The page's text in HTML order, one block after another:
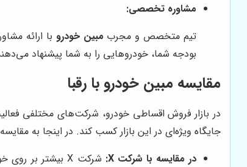
مشاوره تخصصی:
تیم متخصص و مجرب مبین خودرو با ارائه
بودجه شما، خودروهایی را به شما پیشنهاد
مقایسه مبین خودرو با رقبا
در بازار فروش اقساطی خودرو، شرکت‌های مختلفی
جایگاه ویژه‌ای در این بازار کسب کند. در اینجا به مقایسه
در مقایسه با شرکت X:
شرکت X بیشتر بر روی خودروهای داخلی تمرکز دارد، در حالی که